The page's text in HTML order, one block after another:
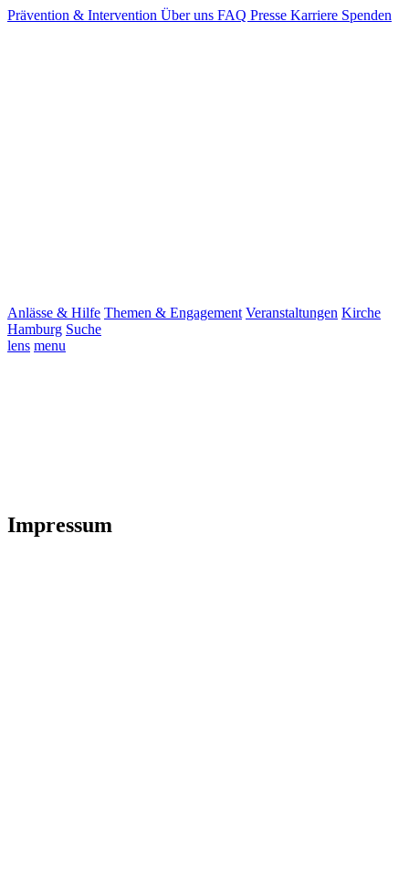
Prävention & Intervention Über uns FAQ Presse Karriere Spenden
Anlässe & Hilfe Themen & Engagement Veranstaltungen Kirche
Hamburg Suche
lens menu
Impressum